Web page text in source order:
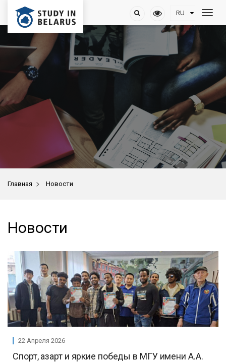
Главная > Новости
Новости
22 Апреля 2026
Спорт, азарт и яркие победы в МГУ имени А.А.